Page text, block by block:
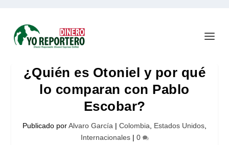
¿Quién es Otoniel y por qué
lo comparan con Pablo
Escobar?
Publicado porAlvaro García | Colombia Estados Unidos
Internacionales| 0